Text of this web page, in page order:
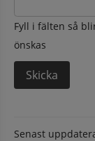
Fyll i fälten så
önskas
Senast